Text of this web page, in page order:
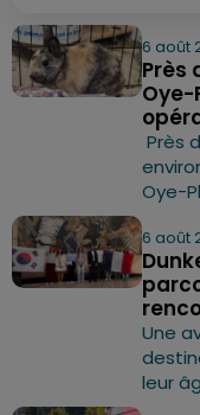
6 août
Près
Oye-
Près
Oye-
6 août
Une
leur